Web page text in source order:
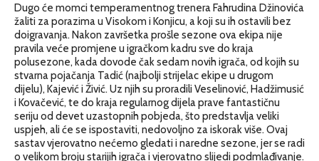
Dugo će momci temperamentnog trenera Fahrudina Džinovića
žaliti za porazima u Visokom i Konjicu, a koji su ih ostavili bez
doigravanja. Nakon završetka prošle sezone ova ekipa nije
pravila veće promjene u igračkom kadru sve do kraja
polusezone, kada dovode čak sedam novih igrača, od kojih su
stvarna pojačanja Tadić (najbolji strijelac ekipe u drugom
dijelu), Kajević i Živić. Uz njih su proradili Veselinović, Hadžimusić
i Kovačević, te do kraja regularnog dijela prave fantastičnu
seriju od devet uzastopnih pobjeda, što predstavlja veliki
uspjeh, ali će se ispostaviti, nedovoljno za iskorak više. Ovaj
sastav vjerovatno nećemo gledati i naredne sezone, jer se radi
o velikom broju starijih igrača i vjerovatno slijedi podmlađivanje.